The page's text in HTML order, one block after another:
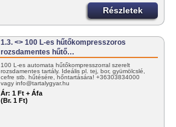
Részletek
1.3. <> 100 L-es hűtőkompresszoros
rozsdamentes hűtő…
100 L-es automata hűtőkompresszorral szerelt
rozsdamentes tartály. Ideális pl. tej, bor, gyümölcslé,
cefre stb. hűtésére, hőntartására! +36303834000
vagy info@tartalygyar.hu
Ár: 1 Ft + Áfa
(Br. 1 Ft)